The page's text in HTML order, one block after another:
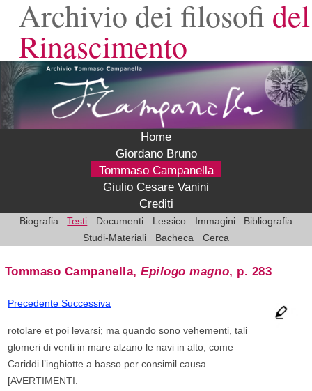
Archivio dei filosofi del
Rinascimento
Home
Giordano Bruno
Tommaso Campanella
Giulio Cesare Vanini
Crediti
Biografia Testi Documenti Lessico Immagini
Bibliografia
Studi-Materiali
Bacheca Cerca
Tommaso Campanella,Epilogo magno, p. 283
PrecedenteSuccessiva
rotolare et poi levarsi; ma quando sono vehementi, tali
glomeri di venti in mare alzano le navi in alto, come
Cariddi l’inghiotte a basso per consimil causa.
[AVERTIMENTI.